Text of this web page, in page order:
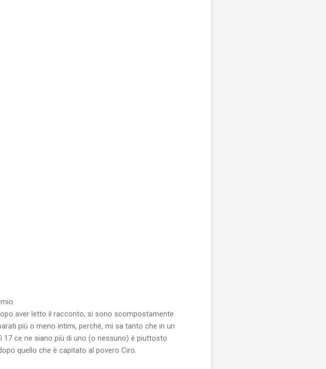
aver letto il racconto, si sono scompostamente
più o meno intimi, perché, mi sa tanto che in un
ce ne siano più di uno (o nessuno) è piuttosto
quello che è capitato al povero Ciro.